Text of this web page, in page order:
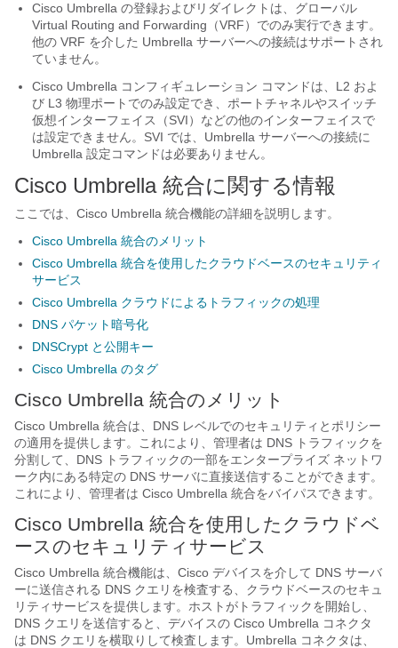
Cisco Umbrella の登録およびリダイレクトは、グローバル
Virtual Routing and Forwarding（VRF）でのみ実行できます。
他の VRF を介した Umbrella サーバーへの接続はサポートされ
ていません。
Cisco Umbrella コンフィギュレーション コマンドは、L2 およ
び L3 物理ポートでのみ設定でき、ポートチャネルやスイッチ
仮想インターフェイス（SVI）などの他のインターフェイスで
は設定できません。SVI では、Umbrella サーバーへの接続に
Umbrella 設定コマンドは必要ありません。
Cisco Umbrella 統合に関する情報
ここでは、Cisco Umbrella 統合機能の詳細を説明します。
Cisco Umbrella 統合のメリット
Cisco Umbrella 統合を使用したクラウドベースのセキュリティ
サービス
Cisco Umbrella クラウドによるトラフィックの処理
DNS パケット暗号化
DNSCrypt と公開キー
Cisco Umbrella のタグ
Cisco Umbrella 統合のメリット
Cisco Umbrella 統合は、DNS レベルでのセキュリティとポリシー
の適用を提供します。これにより、管理者は DNS トラフィックを
分割して、DNS トラフィックの一部をエンタープライズ ネットワ
ーク内にある特定の DNS サーバに直接送信することができます。
これにより、管理者は Cisco Umbrella 統合をバイパスできます。
Cisco Umbrella 統合を使用したクラウドベ
ースのセキュリティサービス
Cisco Umbrella 統合機能は、Cisco デバイスを介して DNS サーバ
ーに送信される DNS クエリを検査する、クラウドベースのセキュ
リティサービスを提供します。ホストがトラフィックを開始し、
DNS クエリを送信すると、デバイスの Cisco Umbrella コネクタ
は DNS クエリを横取りして検査します。Umbrella コネクタは、